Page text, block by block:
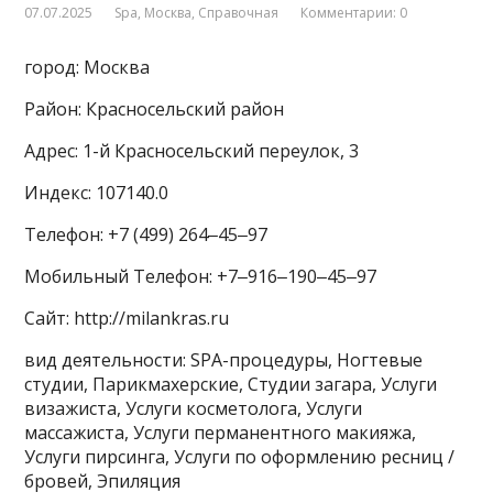
07.07.2025 Spa, Москва, Справочная Комментарии: 0
город: Москва
Район: Красносельский район
Адрес: 1-й Красносельский переулок, 3
Индекс: 107140.0
Телефон: +7 (499) 264‒45‒97
Мобильный Телефон: +7‒916‒190‒45‒97
Сайт: http://milankras.ru
вид деятельности: SPA-процедуры, Ногтевые
студии, Парикмахерские, Студии загара, Услуги
визажиста, Услуги косметолога, Услуги
массажиста, Услуги перманентного макияжа,
Услуги пирсинга, Услуги по оформлению ресниц /
бровей, Эпиляция